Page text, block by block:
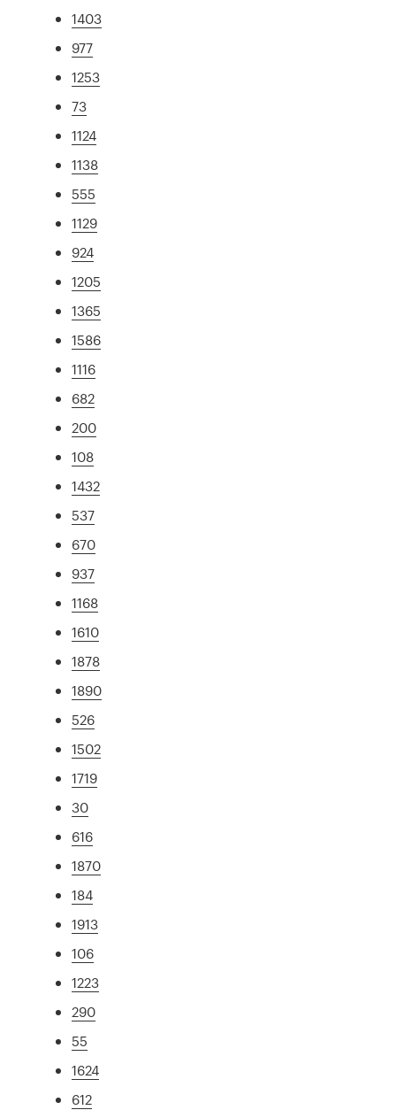
1403
977
1253
73
1124
1138
555
1129
924
1205
1365
1586
1116
682
200
108
1432
537
670
937
1168
1610
1878
1890
526
1502
1719
30
616
1870
184
1913
106
1223
290
55
1624
612